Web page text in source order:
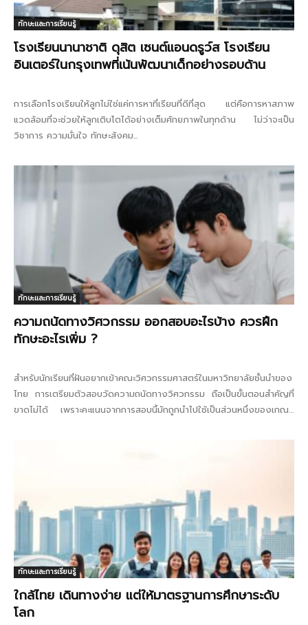
ทักษะและการเรียนรู้
โรงเรียนนานาชาติ ดุสิต เซนต์แอนดรูว์ส โรงเรียน
อินเตอร์ในกรุงเทพที่เน้นพัฒนาเด็กอย่างรอบด้าน
การเลือกโรงเรียนให้ลูกไม่ใช่แค่การหาที่เรียนที่ดีที่สุด แต่คือการหาสภาพ
แวดล้อมที่จะช่วยให้ลูกเติบโตได้อย่างเต็มศักยภาพในทุกด้าน ไม่ว่าจะเป็น
วิชาการ ความมั่นใจ ทักษะสังคม...
ทักษะและการเรียนรู้
ความถนัดทางวิศวกรรม ออกสอบอะไรบ้าง ควรฝึก
ทักษะอะไรเพิ่ม ?
สำหรับนักเรียนที่ฝันอยากเข้าคณะวิศวกรรมศาสตร์ในมหาวิทยาลัยชั้นนำของ
ไทย การเตรียมตัวสอบวัดความถนัดทางวิศวกรรม ถือเป็นขั้นตอนสำคัญที่
ขาดไม่ได้ เพราะคะแนนจากการสอบนี้มักถูกนำไปใช้เป็นส่วนหนึ่งของเกณฑ์
ทักษะและการเรียนรู้
ใกล้ไทย เดินทางง่าย แต่ให้มาตรฐานการศึกษาระดับ
โลก